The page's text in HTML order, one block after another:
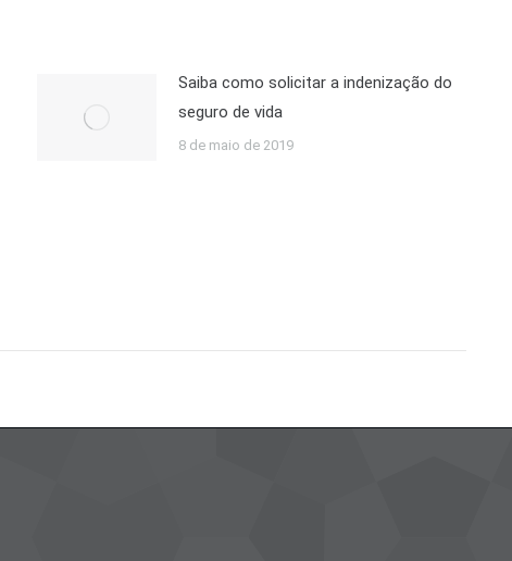
Saiba como solicitar a indenização do
seguro de vida
8 de maio de 2019